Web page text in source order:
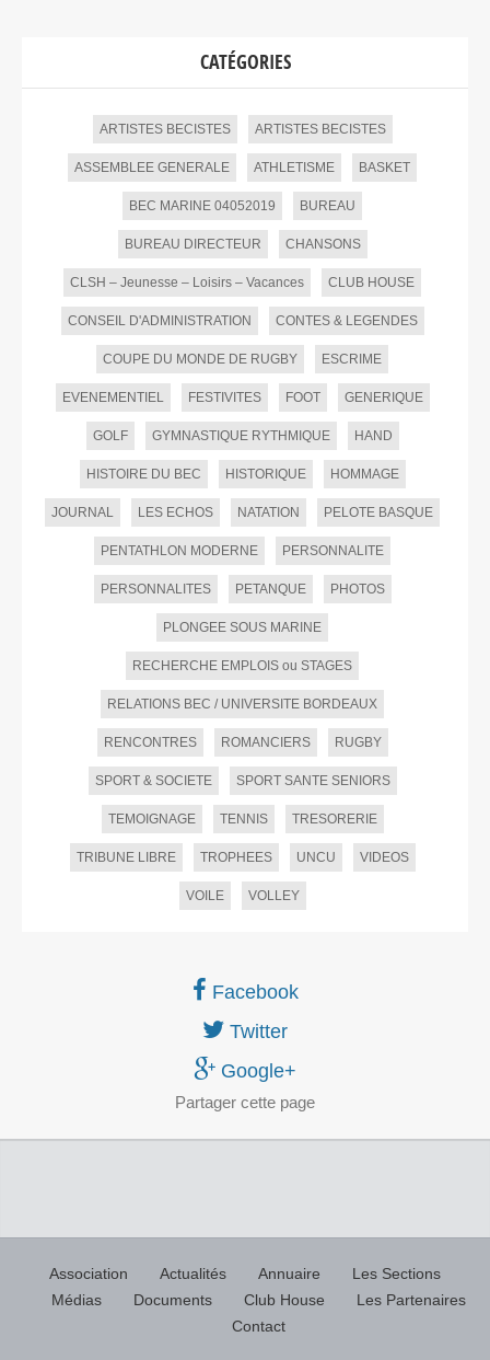
CATÉGORIES
ARTISTES BECISTES ARTISTES BECISTES
ASSEMBLEE GENERALE ATHLETISME BASKET
BEC MARINE 04052019 BUREAU
BUREAU DIRECTEUR CHANSONS
CLSH – Jeunesse – Loisirs – Vacances CLUB HOUSE
CONSEIL D'ADMINISTRATION CONTES & LEGENDES
COUPE DU MONDE DE RUGBY ESCRIME
EVENEMENTIEL FESTIVITES FOOT GENERIQUE
GOLF GYMNASTIQUE RYTHMIQUE HAND
HISTOIRE DU BEC HISTORIQUE HOMMAGE
JOURNAL LES ECHOS NATATION PELOTE BASQUE
PENTATHLON MODERNE PERSONNALITE
PERSONNALITES PETANQUE PHOTOS
PLONGEE SOUS MARINE
RECHERCHE EMPLOIS ou STAGES
RELATIONS BEC / UNIVERSITE BORDEAUX
RENCONTRES ROMANCIERS RUGBY
SPORT & SOCIETE SPORT SANTE SENIORS
TEMOIGNAGE TENNIS TRESORERIE
TRIBUNE LIBRE TROPHEES UNCU VIDEOS
VOILE VOLLEY
Facebook
Twitter
Google+
Partager cette page
Association Actualités Annuaire
Les Sections
Médias
Documents Club House
Les Partenaires
Contact